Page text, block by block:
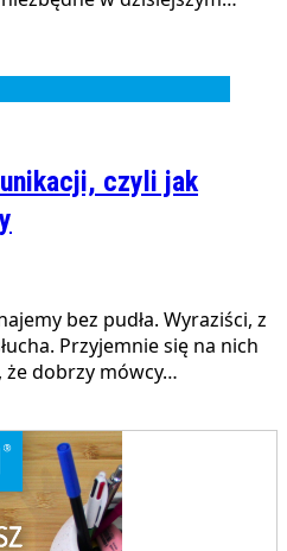
czyli jak
bez pudła. Wyraziści, z
Przyjemnie się na nich
że dobrzy mówcy…